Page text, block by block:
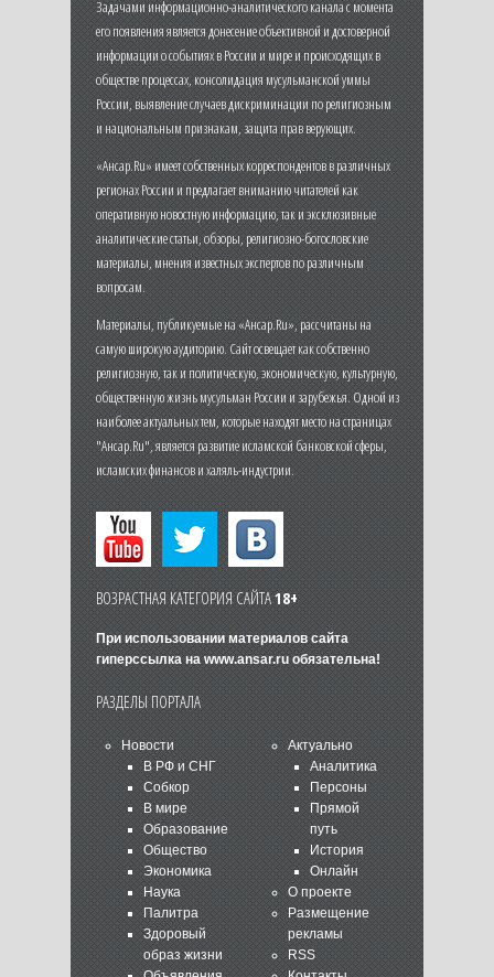
Задачами информационно-аналитического канала с момента
его появления является донесение объективной и достоверной
информации о событиях в России и мире и происходящих в
обществе процессах, консолидация мусульманской уммы
России, выявление случаев дискриминации по религиозным
и национальным признакам, защита прав верующих.
«Ансар.Ru» имеет собственных корреспондентов в различных
регионах России и предлагает вниманию читателей как
оперативную новостную информацию, так и эксклюзивные
аналитические статьи, обзоры, религиозно-богословские
материалы, мнения известных экспертов по различным
вопросам.
Материалы, публикуемые на «Ансар.Ru», рассчитаны на
самую широкую аудиторию. Сайт освещает как собственно
религиозную, так и политическую, экономическую, культурную,
общественную жизнь мусульман России и зарубежья. Одной из
наиболее актуальных тем, которые находят место на страницах
"Ансар.Ru", является развитие исламской банковской сферы,
исламских финансов и халяль-индустрии.
ВОЗРАСТНАЯ КАТЕГОРИЯ САЙТА18+
При использовании материалов сайта
гиперссылка на www.ansar.ruобязательна!
РАЗДЕЛЫ ПОРТАЛА
Новости
В РФ и СНГ
Собкор
В мире
Образование
Общество
Экономика
Наука
Палитра
Здоровый
образ жизни
Актуально
Аналитика
Персоны
Прямой
путь
История
Онлайн
О проекте
Размещение
рекламы
RSS